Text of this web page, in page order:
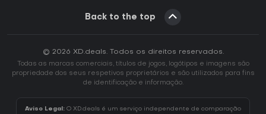
Back to the top
© 2026 XD.deals. Todos os direitos reservados.
Todas as marcas comerciais, títulos de jogos, logótipos e imagens são
propriedade dos seus respetivos proprietários e são utilizados para fins
de identificação e informação.
Aviso Legal: O XD.deals é um serviço independente de comparação